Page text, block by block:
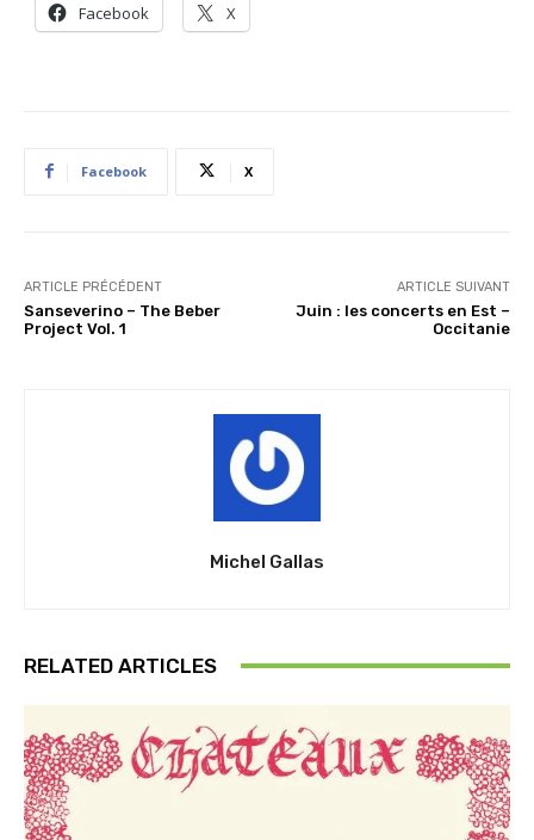
Facebook X
Facebook X
ARTICLE PRÉCÉDENT
Sanseverino – The Beber
Project Vol. 1
ARTICLE SUIVANT
Juin : les concerts en Est –
Occitanie
Michel Gallas
RELATED ARTICLES